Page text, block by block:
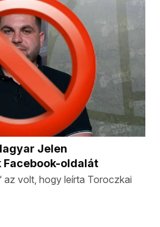
Jelen
oldalát
az volt, hogy leírta Toroczkai